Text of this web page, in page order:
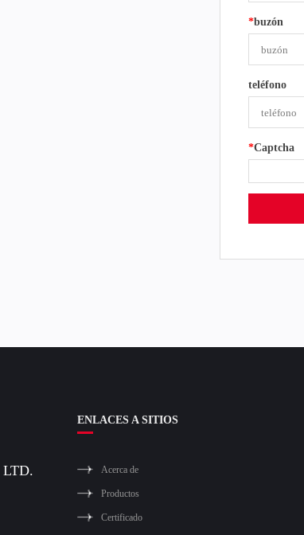
*buzón
teléfono
*Captcha
ENLACES A SITIOS
Acerca de
Productos
Certificado